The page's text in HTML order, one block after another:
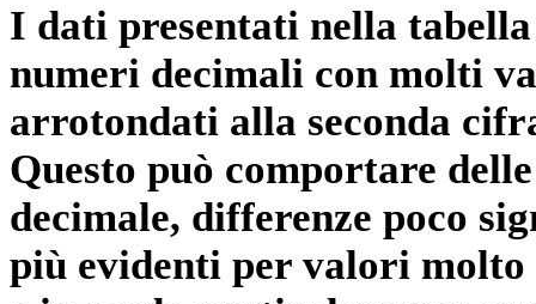
I dati presentati nella
numeri decimali con molti
arrotondati alla seconda
Questo può comportare
decimale, differenze poco
più evidenti per valori